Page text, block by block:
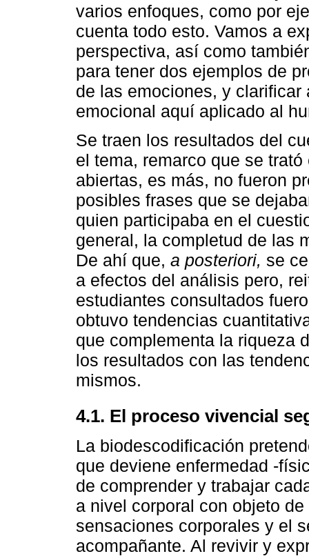
varios enfoques, como por
cuenta todo esto. Vamos a
perspectiva, así como
para tener dos ejemplos de
de las emociones, y
emocional aquí aplicado al
Se traen los resultados del
el tema, remarco que se
abiertas, es más, no fueron
posibles frases que se
quien participaba en el
general, la completud de las
De ahí que, a posteriori, se
a efectos del análisis pero,
estudiantes consultados
obtuvo tendencias
que complementa la riqueza
los resultados con las
mismos.
4.1. El proceso vivencial
La biodescodificación
que deviene enfermedad -
de comprender y trabajar
a nivel corporal con objeto
sensaciones corporales y el
acompañante. Al revivir y